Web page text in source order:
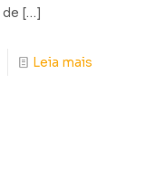
[…]
Leia mais